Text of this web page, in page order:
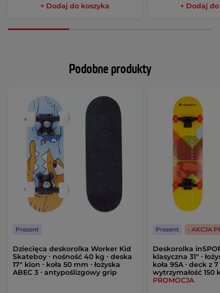
+ Dodaj do koszyka + Dodaj
Podobne produkty
Dziecięca deskorolka Worker Kid
Skateboy ∙ nośność 40 kg ∙ deska
17" klon ∙ koła 50 mm ∙ łożyska
ABEC 3 ∙ antypoślizgowy grip
Prezent
Deskorolka
klasyczna 31" ∙
koła 95A ∙ deck z
wytrzymałość 150
PROMOCJA
Prezent - AKCJA